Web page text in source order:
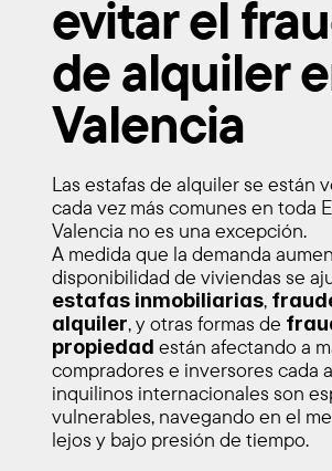
evitar el
de alquiler
Valencia
Las estafas de alquiler se están
cada vez más comunes en toda
Valencia no es una excepción.
A medida que la demanda
disponibilidad de viviendas se
estafas inmobiliarias,
alquiler, y otras formas de
propiedad están afectando a
compradores e inversores cada
inquilinos internacionales son
vulnerables, navegando en el
lejos y bajo presión de tiempo.